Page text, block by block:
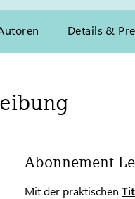
Details &
Abonnement
Mit der praktischen